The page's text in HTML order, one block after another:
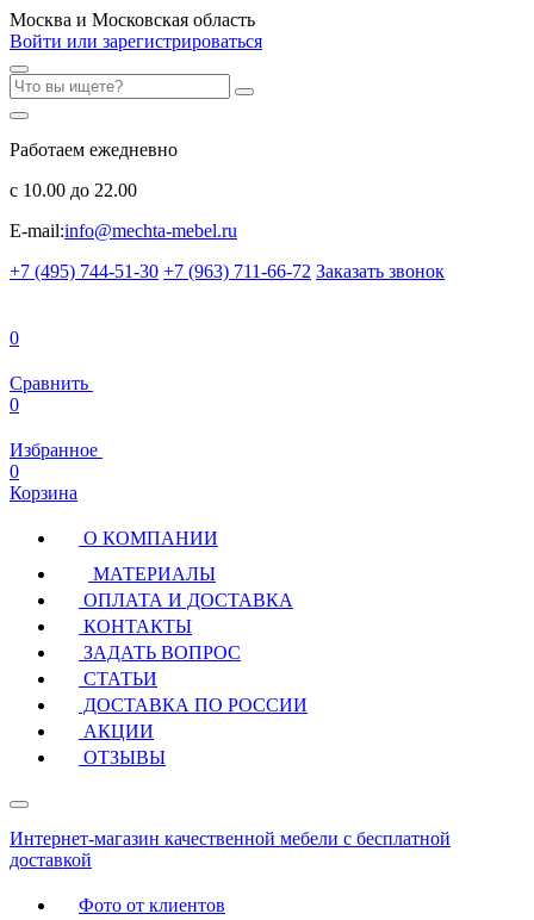
Москва и Московская область
Войти или зарегистрироваться
Работаем ежедневно
с 10.00 до 22.00
E-mail:info@mechta-mebel.ru
+7 (495) 744-51-30 +7 (963) 711-66-72 Заказать звонок
0
Сравнить
0
Избранное
0
Корзина
О КОМПАНИИ
МАТЕРИАЛЫ
ОПЛАТА И ДОСТАВКА
КОНТАКТЫ
ЗАДАТЬ ВОПРОС
СТАТЬИ
ДОСТАВКА ПО РОССИИ
АКЦИИ
ОТЗЫВЫ
Интернет-магазин качественной мебели с бесплатной
доставкой
Фото от клиентов